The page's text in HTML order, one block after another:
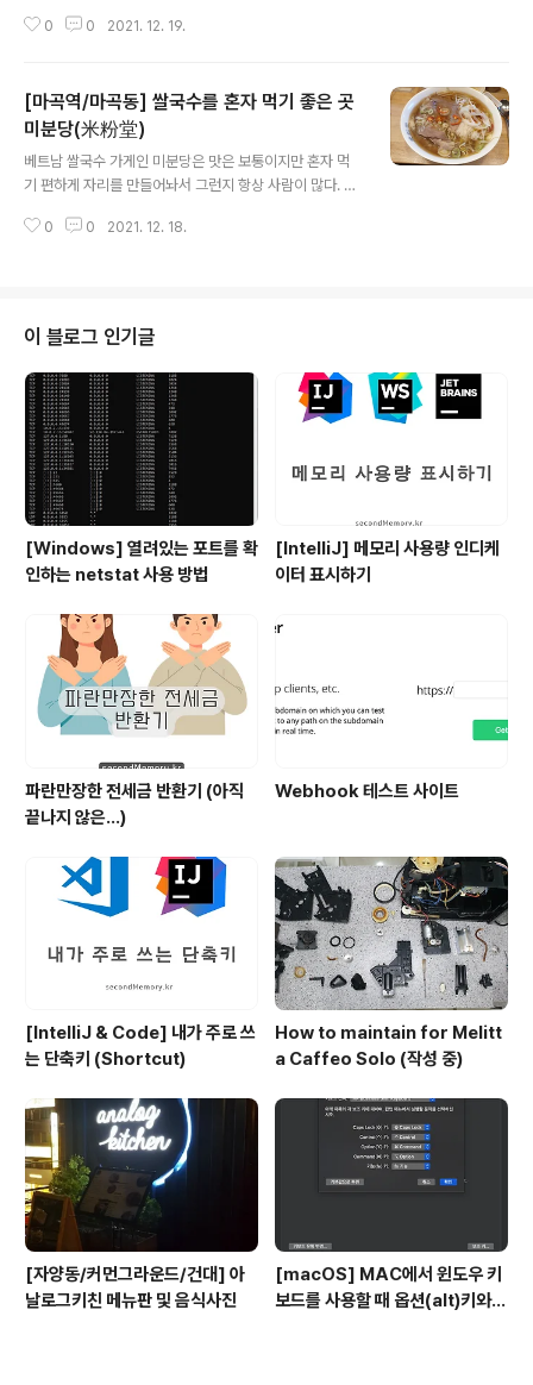
0 0 2021. 12. 19.
[마곡역/마곡동] 쌀국수를 혼자 먹기 좋은 곳
미분당(米粉堂)
베트남 쌀국수 가게인 미분당은 맛은 보통이지만 혼자 먹
기 편하게 자리를 만들어놔서 그런지 항상 사람이 많다. 이
지나서 가야 기다리지 않고 바로 들어갈 수 있는 것 같다. 2
0 0 2021. 12. 18.
이 블로그 인기글
[Windows] 열려있는 포트를 확
인하는 netstat 사용 방법
[IntelliJ] 메모리 사용량 인디케
이터 표시하기
파란만장한 전세금 반환기 (아직
끝나지 않은...)
Webhook 테스트 사이트
[IntelliJ & Code] 내가 주로 쓰
는 단축키 (Shortcut)
How to maintain for Melitt
a Caffeo Solo (작성 중)
[자양동/커먼그라운드/건대] 아
날로그키친 메뉴판 및 음식사진
[macOS] MAC에서 윈도우 키
보드를 사용할 때 옵션(alt)키와